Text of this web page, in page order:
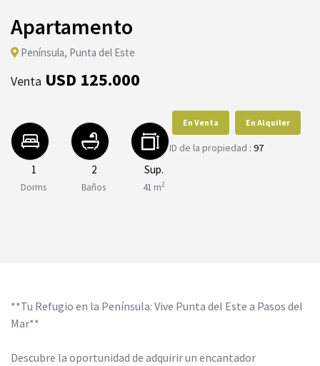
Apartamento
Península, Punta del Este
Venta USD 125.000
1
Dorms
2
Baños
Sup.
41 m2
En Venta En Alquiler
ID de la propiedad : 97
**Tu Refugio en la Península: Vive Punta del Este a Pasos del
Mar**
Descubre la oportunidad de adquirir un encantador